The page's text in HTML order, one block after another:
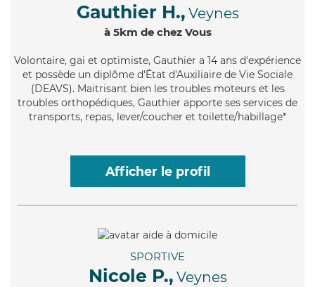
Gauthier H., Veynes
à 5km de chez Vous
Volontaire, gai et optimiste, Gauthier a 14 ans d'expérience
et possède un diplôme d'État d'Auxiliaire de Vie Sociale
(DEAVS). Maitrisant bien les troubles moteurs et les
troubles orthopédiques, Gauthier apporte ses services de
transports, repas, lever/coucher et toilette/habillage*
Afficher le profil
SPORTIVE
Nicole P., Veynes